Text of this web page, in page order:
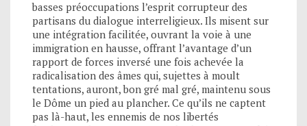
basses préoccupations l’esprit corrupteur des
partisans du dialogue interreligieux. Ils misent sur
une intégration facilitée, ouvrant la voie à une
immigration en hausse, offrant l’avantage d’un
rapport de forces inversé une fois achevée la
radicalisation des âmes qui, sujettes à moult
tentations, auront, bon gré mal gré, maintenu sous
le Dôme un pied au plancher. Ce qu’ils ne captent
pas là-haut, les ennemis de nos libertés